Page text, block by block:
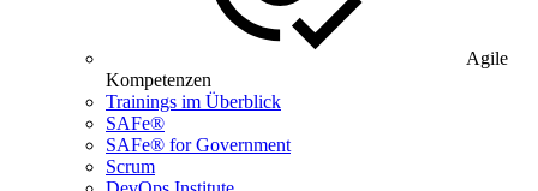
Agile
Kompetenzen
Trainings im Überblick
SAFe®
SAFe® for Government
Scrum